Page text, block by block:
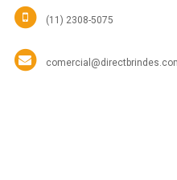
(11) 2308-5075